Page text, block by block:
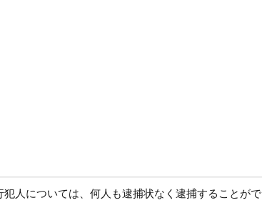
人については、何人も逮捕状なく逮捕することがで